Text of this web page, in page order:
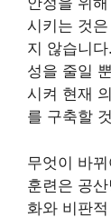
시키는 것
지 않습니
성을 줄일
시켜 현재
를 구축할
무엇이 바
훈련은 공
화와 비판